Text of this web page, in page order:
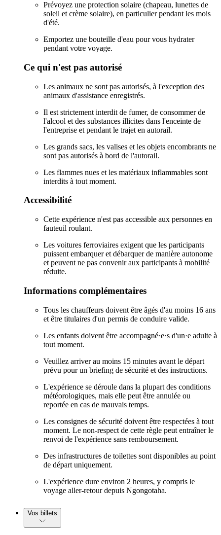
Prévoyez une protection solaire (chapeau, lunettes de
soleil et crème solaire), en particulier pendant les mois
d'été.
Emportez une bouteille d'eau pour vous hydrater
pendant votre voyage.
Ce qui n'est pas autorisé
Les animaux ne sont pas autorisés, à l'exception des
animaux d'assistance enregistrés.
Il est strictement interdit de fumer, de consommer de
l'alcool et des substances illicites dans l'enceinte de
l'entreprise et pendant le trajet en autorail.
Les grands sacs, les valises et les objets encombrants ne
sont pas autorisés à bord de l'autorail.
Les flammes nues et les matériaux inflammables sont
interdits à tout moment.
Accessibilité
Cette expérience n'est pas accessible aux personnes en
fauteuil roulant.
Les voitures ferroviaires exigent que les participants
puissent embarquer et débarquer de manière autonome
et peuvent ne pas convenir aux participants à mobilité
réduite.
Informations complémentaires
Tous les chauffeurs doivent être âgés d'au moins 16 ans
et être titulaires d'un permis de conduire valide.
Les enfants doivent être accompagné·e·s d'un·e adulte à
tout moment.
Veuillez arriver au moins 15 minutes avant le départ
prévu pour un briefing de sécurité et des instructions.
L'expérience se déroule dans la plupart des conditions
météorologiques, mais elle peut être annulée ou
reportée en cas de mauvais temps.
Les consignes de sécurité doivent être respectées à tout
moment. Le non-respect de cette règle peut entraîner le
renvoi de l'expérience sans remboursement.
Des infrastructures de toilettes sont disponibles au point
de départ uniquement.
L'expérience dure environ 2 heures, y compris le
voyage aller-retour depuis Ngongotaha.
Vos billets